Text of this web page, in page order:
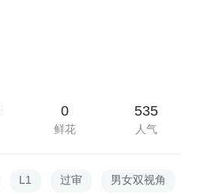
0
鲜花
535
人气
L1 过审 男女双视角